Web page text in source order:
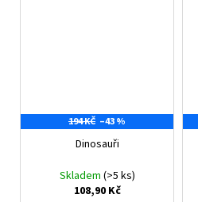
194 KČ –43 %
Dinosauři
Skladem (>5 ks)
108,90 Kč